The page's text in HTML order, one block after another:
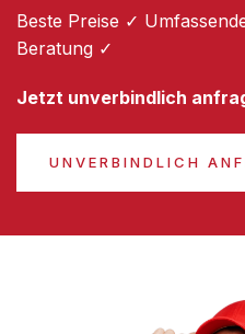
Beste Preise ✓
Beratung ✓
Jetzt unverbindlich
UNVERBINDLICH